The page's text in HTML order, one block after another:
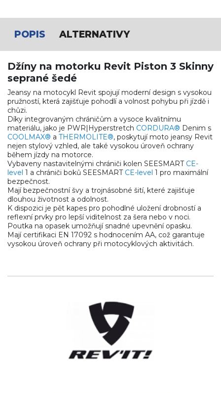
POPIS ALTERNATIVY
Džíny na motorku Revit Piston 3 Skinny
seprané šedé
Jeansy na motocykl Revit spojují moderní design s vysokou
pružností, která zajišťuje pohodlí a volnost pohybu při jízdě i
chůzi.
Díky integrovaným chráničům a vysoce kvalitnímu
materiálu, jako je PWR|Hyperstretch CORDURA® Denim s
COOLMAX® a THERMOLITE®, poskytují moto jeansy Revit
nejen stylový vzhled, ale také vysokou úroveň ochrany
během jízdy na motorce.
Vybaveny nastavitelnými chrániči kolen SEESMART CE-
level 1 a chrániči boků SEESMART CE-level 1 pro maximální
bezpečnost.
Mají bezpečnostní švy a trojnásobné šití, které zajišťuje
dlouhou životnost a odolnost.
K dispozici je pět kapes pro pohodlné uložení drobností a
reflexní prvky pro lepší viditelnost za šera nebo v noci.
Poutka na opasek umožňují snadné upevnění opasku.
Mají certifikaci EN 17092 s hodnocením AA, což garantuje
vysokou úroveň ochrany při motocyklových aktivitách.